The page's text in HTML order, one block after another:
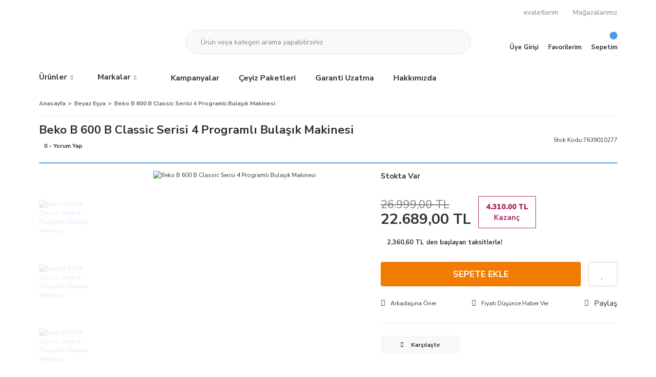
evaletlerim Mağazalarımız
Üye Girişi Favorilerim Sepetim
Ürünler Markalar Kampanyalar Çeyiz Paketleri Garanti Uzatma Hakkımızda
Anasayfa Beyaz Eşya Beko B 600 B Classic Serisi 4 Programlı Bulaşık Makinesi
Beko B 600 B Classic Serisi 4 Programlı Bulaşık Makinesi
0 - Yorum Yap
Stok Kodu:7639010277
Stokta Var
22.689,00 TL
26.999,00 TL
Kazanç
4.310.00 TL
2.360,60 TL den başlayan taksitlerle!
SEPETE EKLE
Arkadaşına Öner Fiyatı Düşünce Haber Ver Paylaş
Karşılaştır